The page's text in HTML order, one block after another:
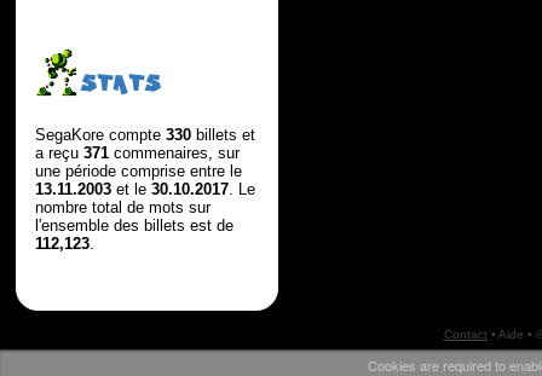
STATS
SegaKore compte 330billets et
a reçu 371commenaires, sur
une période comprise entre le
13.11.2003et le 30.10.2017. Le
nombre total de mots sur
l'ensemble des billets est de
112,123.
Contact• Aide •
Cookies are required to